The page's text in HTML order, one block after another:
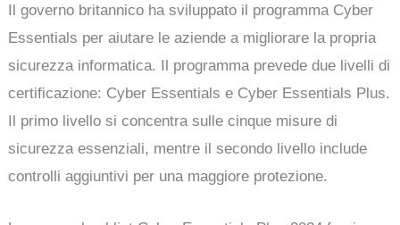
Il governo britannico ha sviluppato il programma Cyber
Essentials per aiutare le aziende a migliorare la propria
sicurezza informatica. Il programma prevede due livelli di
certificazione: Cyber Essentials e Cyber Essentials Plus.
Il primo livello si concentra sulle cinque misure di
sicurezza essenziali, mentre il secondo livello include
controlli aggiuntivi per una maggiore protezione.